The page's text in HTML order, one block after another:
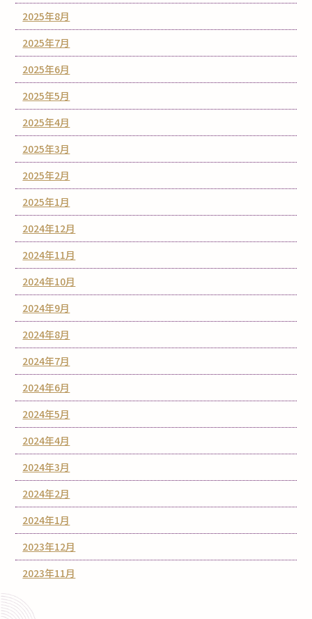
2025年8月
2025年7月
2025年6月
2025年5月
2025年4月
2025年3月
2025年2月
2025年1月
2024年12月
2024年11月
2024年10月
2024年9月
2024年8月
2024年7月
2024年6月
2024年5月
2024年4月
2024年3月
2024年2月
2024年1月
2023年12月
2023年11月